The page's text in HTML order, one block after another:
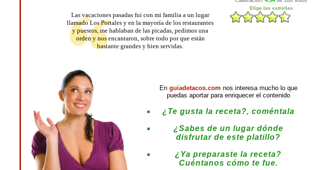
Las vacaciones pasadas fui con mi familia a un lugar
llamado Los Portales y en la mayoría de los restaurantes
y puestos, me hablaban de las picadas, pedimos una
orden y nos encantaron, sobre todo por que están
bastante grandes y bien servidas.
En guiadetacos.com nos interesa mucho lo que
puedas aportar para enriquecer el contenido
¿Te gusta la receta?, coméntala
¿Sabes de un lugar dónde
disfrutar de este platillo?
¿Ya preparaste la receta?
Cuéntanos cómo te fue.